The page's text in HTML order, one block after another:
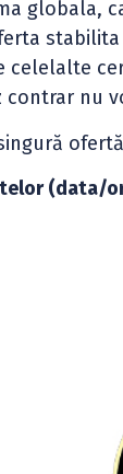
globala,
celelalte
contrar nu
(data/